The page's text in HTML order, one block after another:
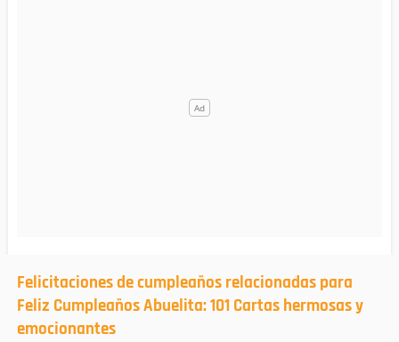
Felicitaciones de cumpleaños relacionadas para
Feliz Cumpleaños Abuelita: 101 Cartas hermosas y
emocionantes